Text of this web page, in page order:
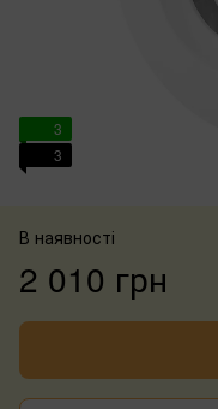
3
3
В наявності
2 010 грн